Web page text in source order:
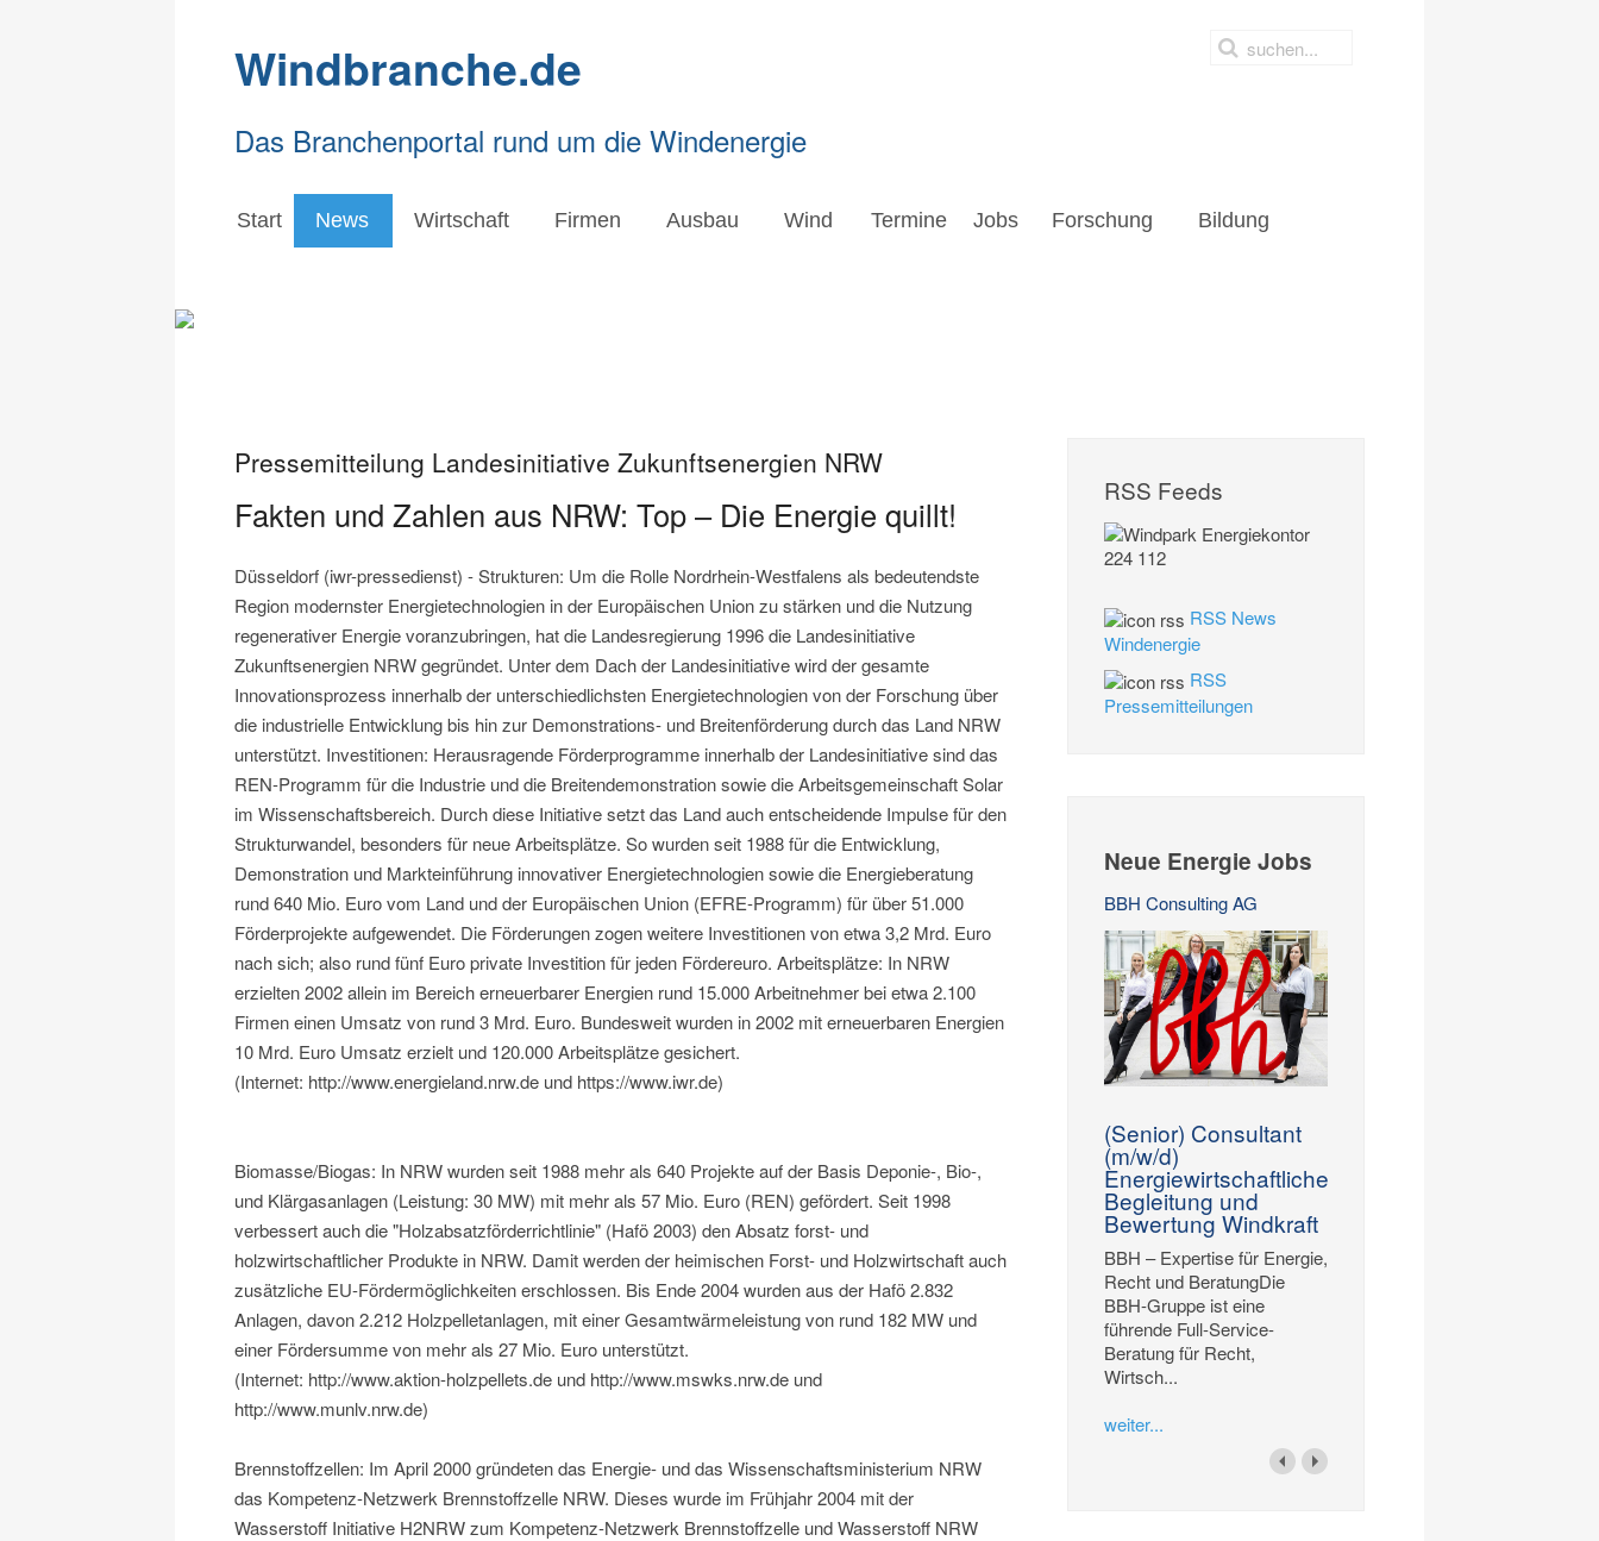
Windbranche.de
Das Branchenportal rund um die Windenergie
Start News Wirtschaft Firmen Ausbau Wind Termine Jobs Forschung Bildung
Pressemitteilung Landesinitiative Zukunftsenergien NRW
Fakten und Zahlen aus NRW: Top – Die Energie quillt!
Düsseldorf (iwr-pressedienst) - Strukturen: Um die Rolle Nordrhein-Westfalens als bedeutendste
Region modernster Energietechnologien in der Europäischen Union zu stärken und die Nutzung
regenerativer Energie voranzubringen, hat die Landesregierung 1996 die Landesinitiative
Zukunftsenergien NRW gegründet. Unter dem Dach der Landesinitiative wird der gesamte
Innovationsprozess innerhalb der unterschiedlichsten Energietechnologien von der Forschung über
die industrielle Entwicklung bis hin zur Demonstrations- und Breitenförderung durch das Land NRW
unterstützt. Investitionen: Herausragende Förderprogramme innerhalb der Landesinitiative sind das
REN-Programm für die Industrie und die Breitendemonstration sowie die Arbeitsgemeinschaft Solar
im Wissenschaftsbereich. Durch diese Initiative setzt das Land auch entscheidende Impulse für den
Strukturwandel, besonders für neue Arbeitsplätze. So wurden seit 1988 für die Entwicklung,
Demonstration und Markteinführung innovativer Energietechnologien sowie die Energieberatung
rund 640 Mio. Euro vom Land und der Europäischen Union (EFRE-Programm) für über 51.000
Förderprojekte aufgewendet. Die Förderungen zogen weitere Investitionen von etwa 3,2 Mrd. Euro
nach sich; also rund fünf Euro private Investition für jeden Fördereuro. Arbeitsplätze: In NRW
erzielten 2002 allein im Bereich erneuerbarer Energien rund 15.000 Arbeitnehmer bei etwa 2.100
Firmen einen Umsatz von rund 3 Mrd. Euro. Bundesweit wurden in 2002 mit erneuerbaren Energien
10 Mrd. Euro Umsatz erzielt und 120.000 Arbeitsplätze gesichert.
(Internet: http://www.energieland.nrw.de und https://www.iwr.de)
Biomasse/Biogas: In NRW wurden seit 1988 mehr als 640 Projekte auf der Basis Deponie-, Bio-,
und Klärgasanlagen (Leistung: 30 MW) mit mehr als 57 Mio. Euro (REN) gefördert. Seit 1998
verbessert auch die "Holzabsatzförderrichtlinie" (Hafö 2003) den Absatz forst- und
holzwirtschaftlicher Produkte in NRW. Damit werden der heimischen Forst- und Holzwirtschaft auch
zusätzliche EU-Fördermöglichkeiten erschlossen. Bis Ende 2004 wurden aus der Hafö 2.832
Anlagen, davon 2.212 Holzpelletanlagen, mit einer Gesamtwärmeleistung von rund 182 MW und
einer Fördersumme von mehr als 27 Mio. Euro unterstützt.
(Internet: http://www.aktion-holzpellets.de und http://www.mswks.nrw.de und
http://www.munlv.nrw.de)
Brennstoffzellen: Im April 2000 gründeten das Energie- und das Wissenschaftsministerium NRW
das Kompetenz-Netzwerk Brennstoffzelle NRW. Dieses wurde im Frühjahr 2004 mit der
Wasserstoff Initiative H2NRW zum Kompetenz-Netzwerk Brennstoffzelle und Wasserstoff NRW
RSS Feeds
RSS News
Windenergie
RSS
Pressemitteilungen
Neue Energie Jobs
BBH Consulting AG
(Senior) Consultant
(m/w/d)
Energiewirtschaftliche
Begleitung und
Bewertung Windkraft
BBH – Expertise für Energie,
Recht und BeratungDie
BBH-Gruppe ist eine
führende Full-Service-
Beratung für Recht,
Wirtsch...
weiter...